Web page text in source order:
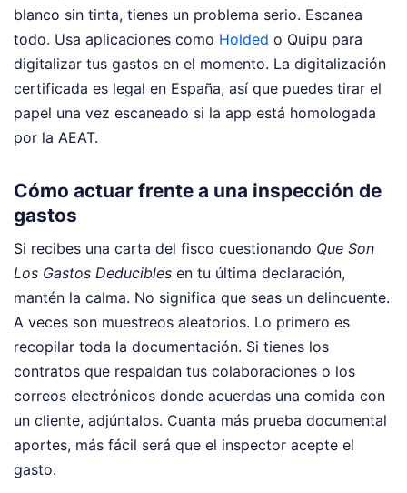
blanco sin tinta, tienes un problema serio. Escanea
todo. Usa aplicaciones como Holded o Quipu para
digitalizar tus gastos en el momento. La digitalización
certificada es legal en España, así que puedes tirar el
papel una vez escaneado si la app está homologada
por la AEAT.
Cómo actuar frente a una inspección de
gastos
Si recibes una carta del fisco cuestionando Que Son
Los Gastos Deducibles en tu última declaración,
mantén la calma. No significa que seas un delincuente.
A veces son muestreos aleatorios. Lo primero es
recopilar toda la documentación. Si tienes los
contratos que respaldan tus colaboraciones o los
correos electrónicos donde acuerdas una comida con
un cliente, adjúntalos. Cuanta más prueba documental
aportes, más fácil será que el inspector acepte el
gasto.